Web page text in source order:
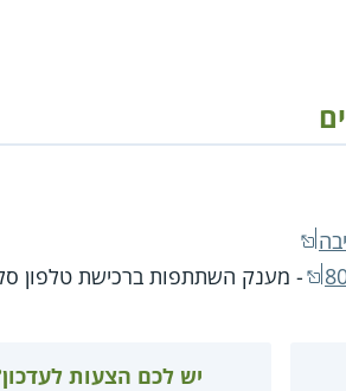
- מענק השתתפות ברכישת טלפון
יש לכם הצעות